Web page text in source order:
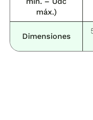
máx.)
Dimensiones